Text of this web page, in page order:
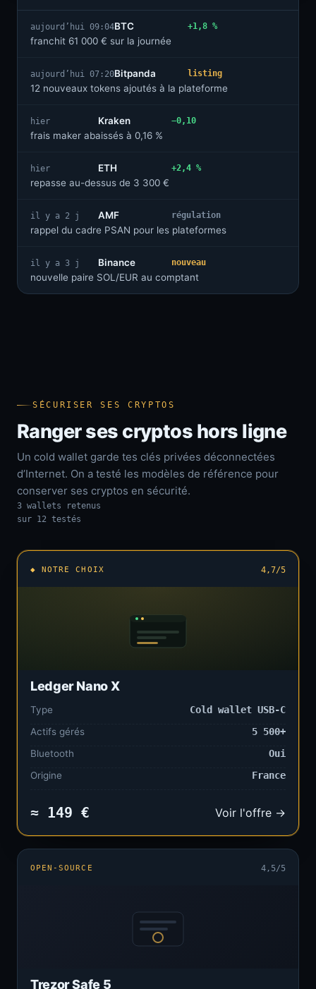
aujourd’hui 09:04BTC
franchit 61 000 € sur la journée
+1,8 %
aujourd’hui 07:20Bitpanda
12 nouveaux tokens ajoutés à la plateforme
listing
hier
Kraken
frais maker abaissés à 0,16 %
−0,10
hier
ETH
repasse au-dessus de 3 300 €
+2,4 %
il y a 2 j
AMF
rappel du cadre PSAN pour les plateformes
régulation
il y a 3 j
Binance
nouvelle paire SOL/EUR au comptant
nouveau
SÉCURISER SES CRYPTOS
Ranger ses cryptos hors ligne
Un cold wallet garde tes clés privées déconnectées
d’Internet. On a testé les modèles de référence pour
conserver ses cryptos en sécurité.
3 wallets retenus
sur 12 testés
◆ NOTRE CHOIX 4,7/5
Ledger Nano X
Type
Cold wallet USB-C
Actifs gérés
5 500+
Bluetooth
Oui
Origine
France
≈ 149 € Voir l'offre →
OPEN-SOURCE 4,5/5
Trezor Safe 5